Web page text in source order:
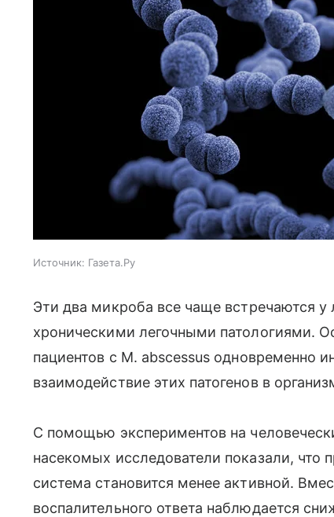
Источник: Газета.Ру
Эти два микроба все чаще встречаются
хроническими легочными патологиями.
пациентов с M. abscessus одновременно
взаимодействие этих патогенов в
С помощью экспериментов на
насекомых исследователи показали,
система становится менее активной.
воспалительного ответа наблюдается